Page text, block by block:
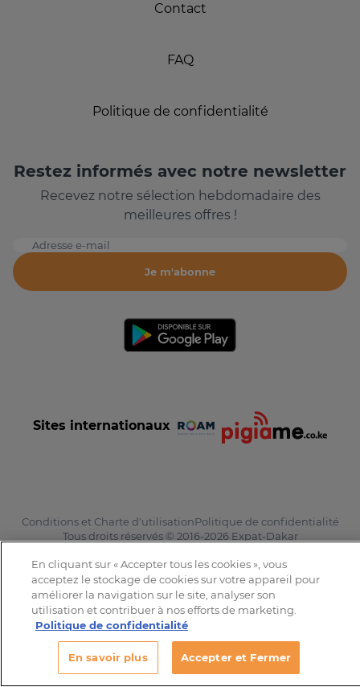
Contact
FAQ
Politique de confidentialité
Restez informés avec notre newsletter
Recevez notre sélection hebdomadaire des
meilleures offres !
Adresse e-mail
Je m'abonne
Sites internationaux
Conditions et Charte d'utilisationPolitique de confidentialité
Tous droits réservés © 2016-2026 Expat-Dakar
En cliquant sur « Accepter tous les cookies », vous
acceptez le stockage de cookies sur votre appareil pour
améliorer la navigation sur le site, analyser son
utilisation et contribuer à nos efforts de marketing.
Politique de confidentialité
En savoir plus Accepter et Fermer